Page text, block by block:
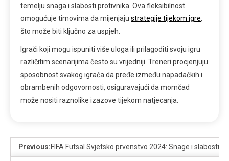
temelju snaga i slabosti protivnika. Ova fleksibilnost
omogućuje timovima da mijenjaju strategije tijekom igre,
što može biti ključno za uspjeh.
Igrači koji mogu ispuniti više uloga ili prilagoditi svoju igru
različitim scenarijima često su vrijedniji. Treneri procjenjuju
sposobnost svakog igrača da pređe između napadačkih i
obrambenih odgovornosti, osiguravajući da momčad
može nositi raznolike izazove tijekom natjecanja.
Previous:FIFA Futsal Svjetsko prvenstvo 2024: Snage i slabosti